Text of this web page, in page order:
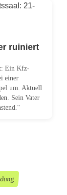
ruiniert
Ein Kfz-
einer
um. Aktuell
Sein Vater